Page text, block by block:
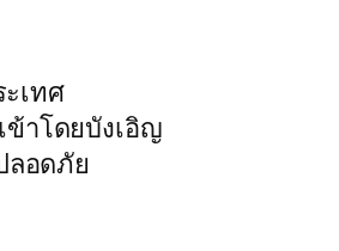
เทศ
าโดยบังเอิญ
ลอดภัย